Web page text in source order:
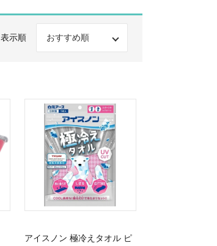
表示順
アイスノン 極冷えタオル ピ